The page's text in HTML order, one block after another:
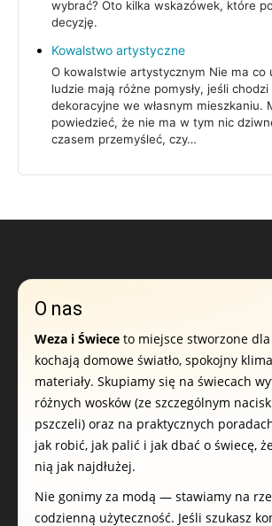
wybrać? Oto kilka wskazówek, które
decyzję.
Kowalstwo artystyczne
O kowalstwie artystycznym Nie ma co
ludzie mają różne pomysły, jeśli
dekoracyjne we własnym mieszkaniu.
powiedzieć, że nie ma w tym nic
czasem przemyśleć, czy…
O nas
Weza i Świece to miejsce stworzone
kochają domowe światło, spokojny
materiały. Skupiamy się na świecach
różnych wosków (ze szczególnym
pszczeli) oraz na praktycznych
jak robić, jak palić i jak dbać o świecę,
nią jak najdłużej.
Nie gonimy za modą — stawiamy na
codzienną użyteczność. Jeśli szukasz